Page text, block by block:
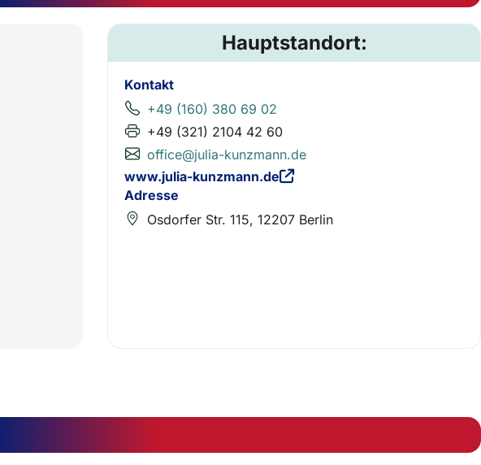
Hauptstandort:
Kontakt
+49 (160) 380 69 02
+49 (321) 2104 42 60
office@julia-kunzmann.de
www.julia-kunzmann.de
Adresse
Osdorfer Str. 115, 12207 Berlin